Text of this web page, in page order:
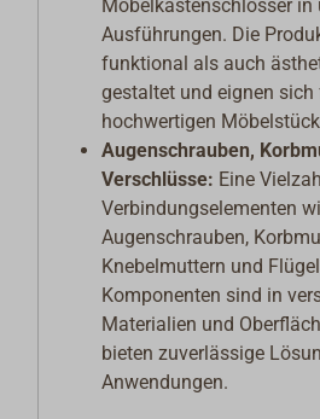
Möbelkastenschlösser in
Ausführungen. Die
funktional als auch
gestaltet und eignen
hochwertigen
Augenschrauben,
Verschlüsse: Eine
Verbindungselementen
Augenschrauben,
Knebelmuttern und
Komponenten sind in
Materialien und
bieten zuverlässige
Anwendungen.